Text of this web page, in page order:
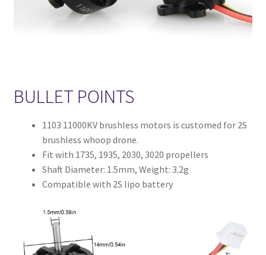
BULLET POINTS
1103 11000KV brushless motors is customed for 2S
brushless whoop drone.
Fit with 1735, 1935, 2030, 3020 propellers
Shaft Diameter: 1.5mm, Weight: 3.2g
Compatible with 2S lipo battery